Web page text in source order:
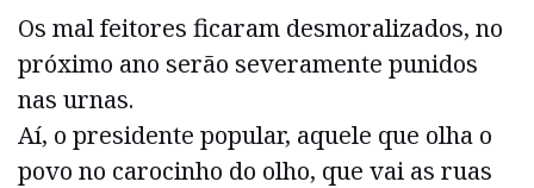
Os mal feitores ficaram desmoralizados, no
próximo ano serão severamente punidos
nas urnas.
Aí, o presidente popular, aquele que olha o
povo no carocinho do olho, que vai as ruas